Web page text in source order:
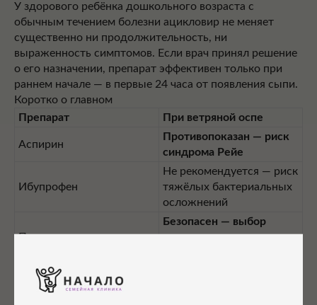
У здорового ребёнка дошкольного возраста с
обычным течением болезни ацикловир не меняет
существенно ни продолжительность, ни
выраженность симптомов. Если врач принял решение
о его назначении, препарат эффективен только при
раннем начале — в первые 24 часа от появления сыпи.
Коротко о главном
Препарат
При ветряной оспе
Аспирин
Противопоказан — риск
синдрома Рейе
Ибупрофен
Не рекомендуется — риск
тяжёлых бактериальных
осложнений
Парацетамол
Безопасен — выбор
жаропонижающего при
Антибиотики